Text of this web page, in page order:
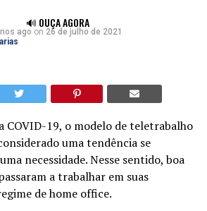
🔊 OUÇA AGORA
ago on 26 de julho de 2021
COVID-19, o modelo de teletrabalho
uma tendência se
necessidade. Nesse sentido, boa
a trabalhar em suas
de home office.